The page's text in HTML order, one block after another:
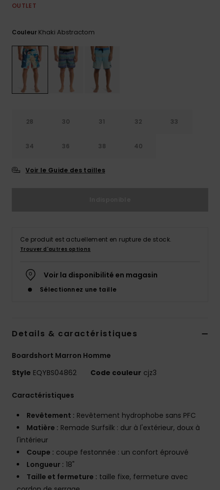
les plus
et notre
formulaire
de
contact.
Consulter
OUTLET
Couleur Khaki Abstractom
28 30 31 32 33
34 36 38 40
Voir le Guide des tailles
Ce produit est actuellement en rupture de stock.
Trouver d'autres options
Voir la disponibilité en magasin
Sélectionnez une taille
Details & caractéristiques
Boardshort Marron Homme
Style EQYBS04862 Code couleur cjz3
Caractéristiques
Revêtement : Revêtement hydrophobe sans PFC
Matière : Remade Surfsilk : dur à l'extérieur, doux à
l'intérieur
Coupe : coupe festonnée : un confort éprouvé
Longueur : 18"
Taille et fermeture : taille fixe, fermeture avec